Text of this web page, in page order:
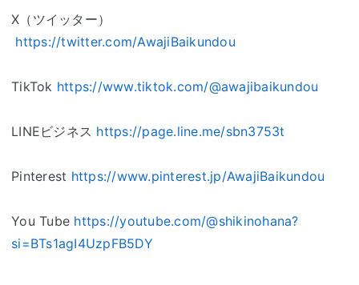
X（ツイッター）
https://twitter.com/AwajiBaikundou
TikTok https://www.tiktok.com/@awajibaikundou
LINEビジネス https://page.line.me/sbn3753t
Pinterest https://www.pinterest.jp/AwajiBaikundou
You Tube https://youtube.com/@shikinohana?
si=BTs1agI4UzpFB5DY